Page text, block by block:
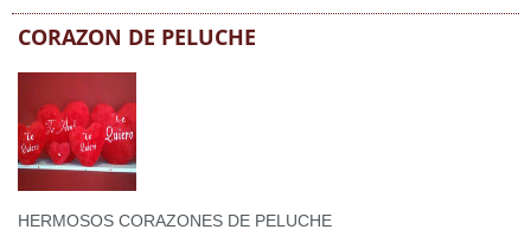
CORAZON DE PELUCHE
HERMOSOS CORAZONES DE PELUCHE